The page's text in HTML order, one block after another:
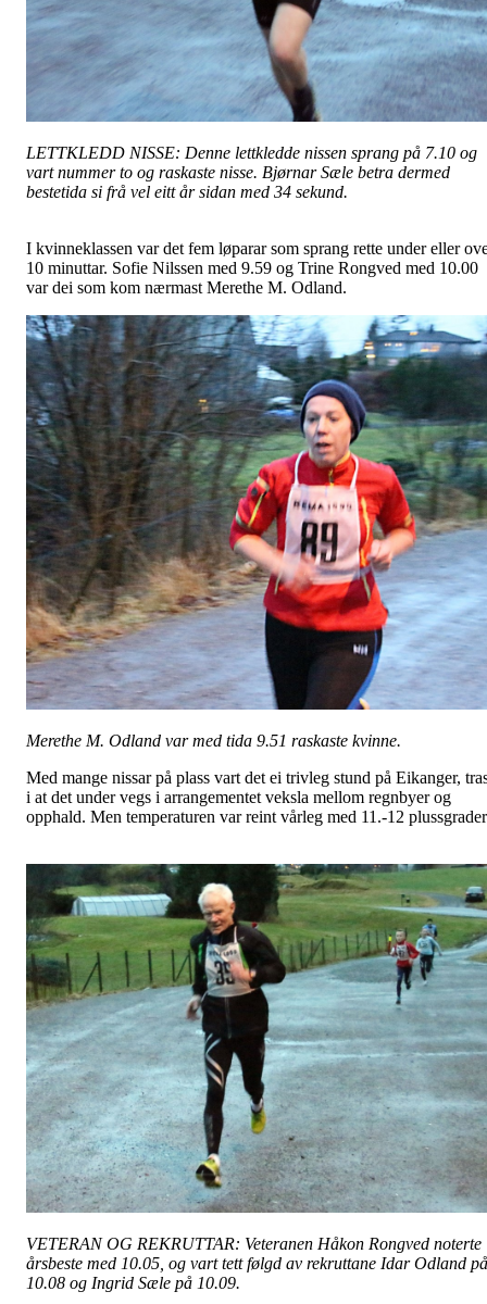
LETTKLEDD NISSE: Denne lettkledde nissen sprang på 7.10 og
vart nummer to og raskaste nisse. Bjørnar Sæle betra dermed
bestetida si frå vel eitt år sidan med 34 sekund.
I kvinneklassen var det fem løparar som sprang rette under eller
10 minuttar. Sofie Nilssen med 9.59 og Trine Rongved med 10.00
var dei som kom nærmast Merethe M. Odland.
Merethe M. Odland var med tida 9.51 raskaste kvinne.
Med mange nissar på plass vart det ei trivleg stund på Eikanger,
i at det under vegs i arrangementet veksla mellom regnbyer og
opphald. Men temperaturen var reint vårleg med 11.-12
VETERAN OG REKRUTTAR: Veteranen Håkon Rongved noterte
årsbeste med 10.05, og vart tett følgd av rekruttane Idar Odland på
10.08 og Ingrid Sæle på 10.09.